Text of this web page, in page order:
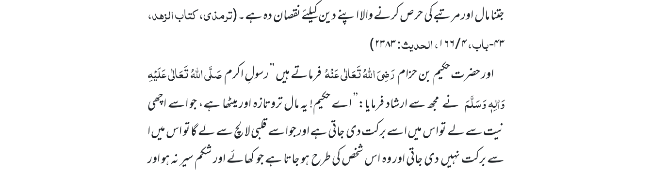
جتنا مال اور مرتبے کی حرص کرنے والا اپنے دین کیلئے نقصان دہ ہے۔(ترمذی، کتاب الزہد،
۴۳- باب،۴ / ۱۶۶ ، الحدیث:۲۳۸۳)
اور حضرت حکیم بن حزامرَضِیَ اللہُ تَعَالٰی عَنْہُفرماتے ہیں ’’ رسولِ اکرمصَلَّی اللہُ تَعَالٰی عَلَیْہِ
وَاٰلِہٖ وَسَلَّمَ نے مجھ سے ارشاد فرمایا:’’ اے حکیم! یہ مال تروتازہ اور میٹھا ہے، جو اسے اچھی
نیت سے لے تو اس میں اسے برکت دی جاتی ہے اور جو اسے قلبی لالچ سے لے گا تو اس میں ا
سے برکت نہیں دی جاتی اور وہ اس شخص کی طرح ہو جاتا ہے جو کھائے اور شکم سیر نہ ہو اور